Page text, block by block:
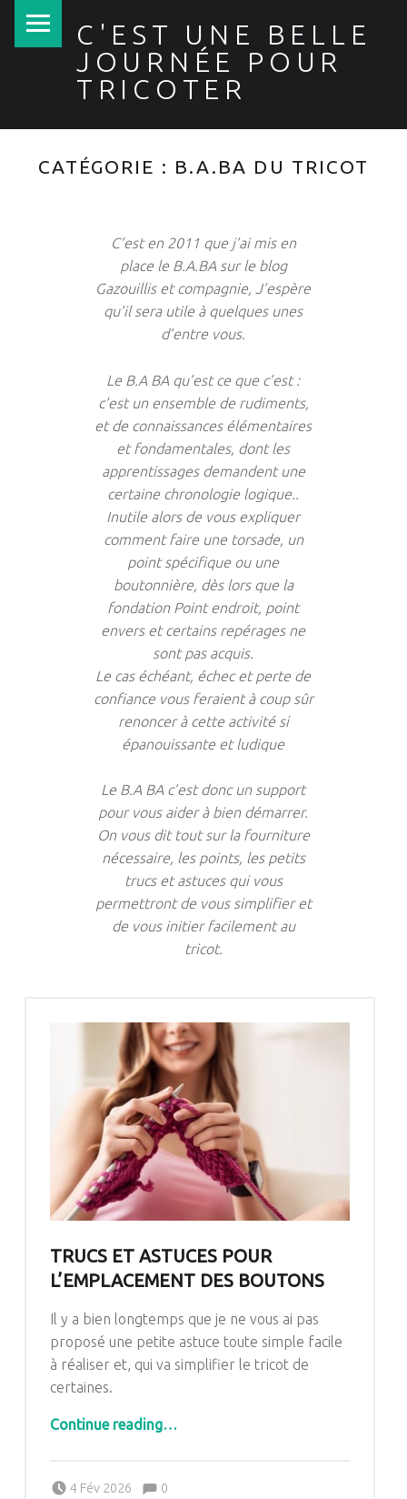
C'EST UNE BELLE
JOURNÉE POUR
TRICOTER
CATÉGORIE : B.A.BA DU TRICOT
C’est en 2011 que j’ai mis en
place le B.A.BA sur le blog
Gazouillis et compagnie, J’espère
qu’il sera utile à quelques unes
d’entre vous.
Le B.A BA qu’est ce que c’est :
c’est un ensemble de rudiments,
et de connaissances élémentaires
et fondamentales, dont les
apprentissages demandent une
certaine chronologie logique..
Inutile alors de vous expliquer
comment faire une torsade, un
point spécifique ou une
boutonnière, dès lors que la
fondation Point endroit, point
envers et certains repérages ne
sont pas acquis.
Le cas échéant, échec et perte de
confiance vous feraient à coup sûr
renoncer à cette activité si
épanouissante et ludique
Le B.A BA c’est donc un support
pour vous aider à bien démarrer.
On vous dit tout sur la fourniture
nécessaire, les points, les petits
trucs et astuces qui vous
permettront de vous simplifier et
de vous initier facilement au
tricot.
TRUCS ET ASTUCES POUR
L’EMPLACEMENT DES BOUTONS
Il y a bien longtemps que je ne vous ai pas
proposé une petite astuce toute simple facile
à réaliser et, qui va simplifier le tricot de
certaines.
Continue reading“Trucs et astuces pour l’emplacement des boutons”
…
4 Fév 2026
Pascale G&-BdC-WKF
Comments:0